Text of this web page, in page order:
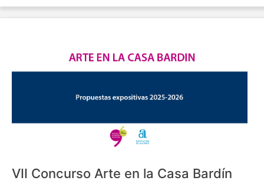
VII Concurso Arte en la Casa Bardín